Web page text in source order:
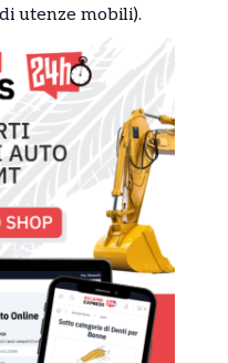
utenze mobili).